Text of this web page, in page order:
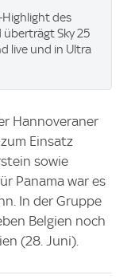
des
Sky 25
live und in Ultra
Hannoveraner
Einsatz
sowie
Panama war es
In der Gruppe
Belgien noch
(28. Juni).